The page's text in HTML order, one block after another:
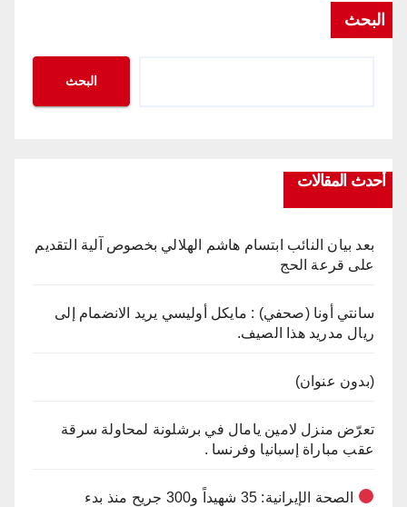
البحث
البحث
أحدث المقالات
بعد بيان النائب ابتسام هاشم الهلالي بخصوص آلية التقديم
على قرعة الحج
سانتي أونا (صحفي) : مايكل أوليسي يريد الانضمام إلى
ريال مدريد هذا الصيف.
(بدون عنوان)
تعرّض منزل لامين يامال في برشلونة لمحاولة سرقة
عقب مباراة إسبانيا وفرنسا .
الصحة الإيرانية: 35 شهيداً و300 جريح منذ بدء